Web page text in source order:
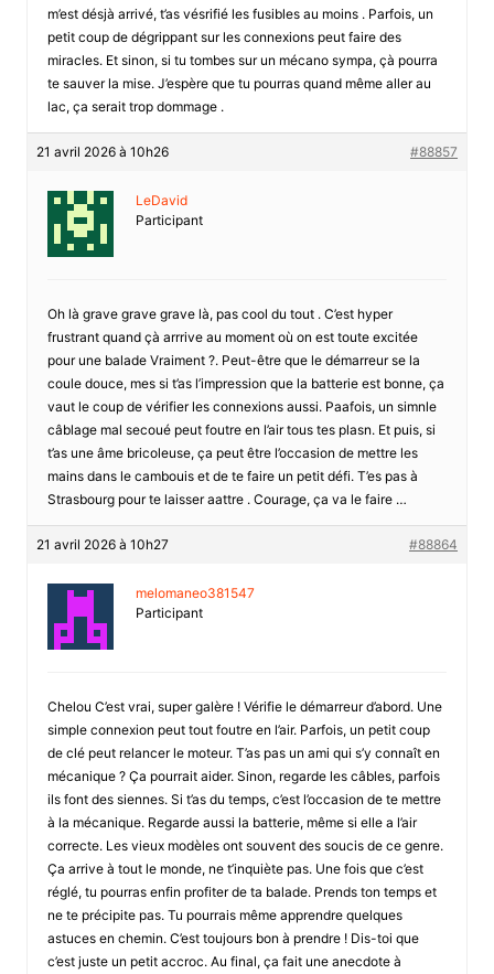
m’est désjà arrivé, t’as vésrifié les fusibles au moins . Parfois, un
petit coup de dégrippant sur les connexions peut faire des
miracles. Et sinon, si tu tombes sur un mécano sympa, çà pourra
te sauver la mise. J’espère que tu pourras quand même aller au
lac, ça serait trop dommage .
21 avril 2026 à 10h26 #88857
LeDavid
Participant
Oh là grave grave grave là, pas cool du tout . C’est hyper
frustrant quand çà arrrive au moment où on est toute excitée
pour une balade Vraiment ?. Peut-être que le démarreur se la
coule douce, mes si t’as l’impression que la batterie est bonne, ça
vaut le coup de vérifier les connexions aussi. Paafois, un simnle
câblage mal secoué peut foutre en l’air tous tes plasn. Et puis, si
t’as une âme bricoleuse, ça peut être l’occasion de mettre les
mains dans le cambouis et de te faire un petit défi. T’es pas à
Strasbourg pour te laisser aattre . Courage, ça va le faire …
21 avril 2026 à 10h27 #88864
melomaneo381547
Participant
Chelou C’est vrai, super galère ! Vérifie le démarreur d’abord. Une
simple connexion peut tout foutre en l’air. Parfois, un petit coup
de clé peut relancer le moteur. T’as pas un ami qui s’y connaît en
mécanique ? Ça pourrait aider. Sinon, regarde les câbles, parfois
ils font des siennes. Si t’as du temps, c’est l’occasion de te mettre
à la mécanique. Regarde aussi la batterie, même si elle a l’air
correcte. Les vieux modèles ont souvent des soucis de ce genre.
Ça arrive à tout le monde, ne t’inquiète pas. Une fois que c’est
réglé, tu pourras enfin profiter de ta balade. Prends ton temps et
ne te précipite pas. Tu pourrais même apprendre quelques
astuces en chemin. C’est toujours bon à prendre ! Dis-toi que
c’est juste un petit accroc. Au final, ça fait une anecdote à